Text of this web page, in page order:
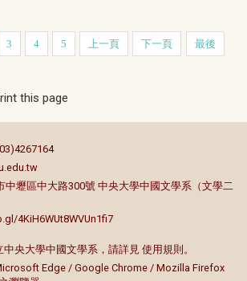
3 4 5 上一頁 下一頁 最後
this page
中壢區中大路300號 中央大學中國文學系（文學二
4KiH6WUt8WVUn1fi7
央大學中國文學系，請詳見 使用規則 。
Edge / Google Chrome / Mozilla Firefox